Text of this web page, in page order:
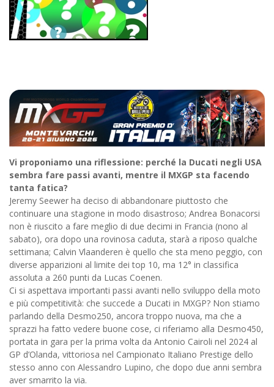
Vi proponiamo una riflessione: perché la Ducati negli USA
sembra fare passi avanti, mentre il MXGP sta facendo
tanta fatica?
Jeremy Seewer ha deciso di abbandonare piuttosto che
continuare una stagione in modo disastroso; Andrea Bonacorsi
non è riuscito a fare meglio di due decimi in Francia (nono al
sabato), ora dopo una rovinosa caduta, starà a riposo qualche
settimana; Calvin Vlaanderen è quello che sta meno peggio, con
diverse apparizioni al limite dei top 10, ma 12° in classifica
assoluta a 260 punti da Lucas Coenen.
Ci si aspettava importanti passi avanti nello sviluppo della moto
e più competitività: che succede a Ducati in MXGP? Non stiamo
parlando della Desmo250, ancora troppo nuova, ma che a
sprazzi ha fatto vedere buone cose, ci riferiamo alla Desmo450,
portata in gara per la prima volta da Antonio Cairoli nel 2024 al
GP d’Olanda, vittoriosa nel Campionato Italiano Prestige dello
stesso anno con Alessandro Lupino, che dopo due anni sembra
aver smarrito la via.